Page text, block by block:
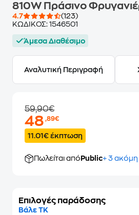
810W Πράσινο
4.7
(123)
ΚΩΔΙΚΟΣ: 1546501
Άμεσα Διαθέσιμο
Αναλυτική Περιγραφή
59,90€
48,89€
11.01€ έκπτωση
Πωλείται από Public+ 3
Επιλογές παράδοσης
Βάλε ΤΚ